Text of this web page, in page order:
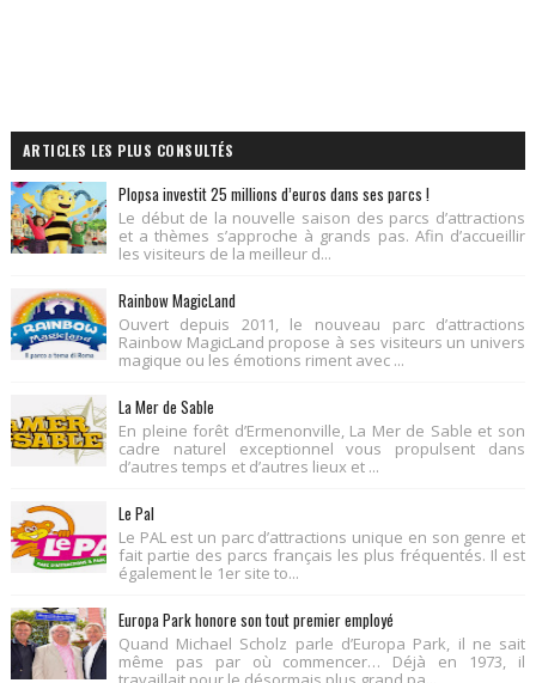
ARTICLES LES PLUS CONSULTÉS
Plopsa investit 25 millions d’euros dans ses parcs !
Le début de la nouvelle saison des parcs d’attractions
et a thèmes s’approche à grands pas. Afin d’accueillir
les visiteurs de la meilleur d...
Rainbow MagicLand
Ouvert depuis 2011, le nouveau parc d’attractions
Rainbow MagicLand propose à ses visiteurs un univers
magique ou les émotions riment avec ...
La Mer de Sable
En pleine forêt d’Ermenonville, La Mer de Sable et son
cadre naturel exceptionnel vous propulsent dans
d’autres temps et d’autres lieux et ...
Le Pal
Le PAL est un parc d’attractions unique en son genre et
fait partie des parcs français les plus fréquentés. Il est
également le 1er site to...
Europa Park honore son tout premier employé
Quand Michael Scholz parle d’Europa Park, il ne sait
même pas par où commencer… Déjà en 1973, il